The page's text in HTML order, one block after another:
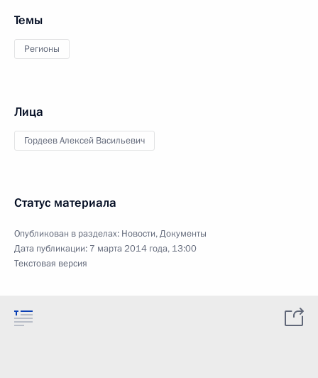
Темы
Регионы
Лица
Гордеев Алексей Васильевич
Статус материала
Опубликован в разделах: Новости,Документы
Дата публикации: 7 марта 2014 года, 13:00
Текстовая версия